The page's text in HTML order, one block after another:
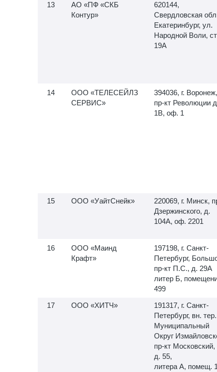
АО «ПФ «СКБ
Контур»
620144,
Свердловская
Екатеринбург, ул.
Народной Воли,
19А
ООО «ТЕЛЕСЕЙЛЗ
СЕРВИС»
394036, г. Воронеж,
пр-кт Революции
1В, оф. 1
ООО «УайтСнейк»
220069, г. Минск,
Дзержинского, д.
104А, оф. 2201
ООО «Маинд
Крафт»
197198, г. Санкт-
Петербург,
пр-кт П.С., д. 29А
литер Б,
499
ООО «ХИТЧ»
191317, г. Санкт-
Петербург, вн. тер.
Муниципальный
Округ
пр-кт Московский,
д. 55,
литера А, помещ.